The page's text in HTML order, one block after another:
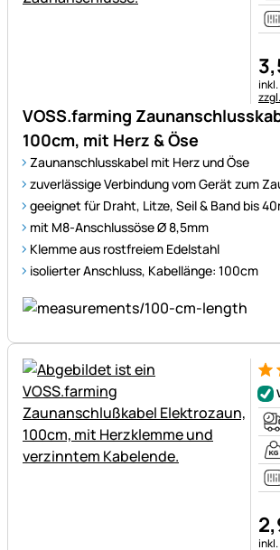
VOSS.farming
100cm, mit Herz & Öse
Zaunanschlusskabel mit Herz und Öse
zuverlässige Verbindung vom Gerät zum
geeignet für Draht, Litze, Seil & Band bis
mit M8-Anschlussöse Ø 8,5mm
Klemme aus rostfreiem Edelstahl
isolierter Anschluss, Kabellänge: 100cm
3,
1
2,